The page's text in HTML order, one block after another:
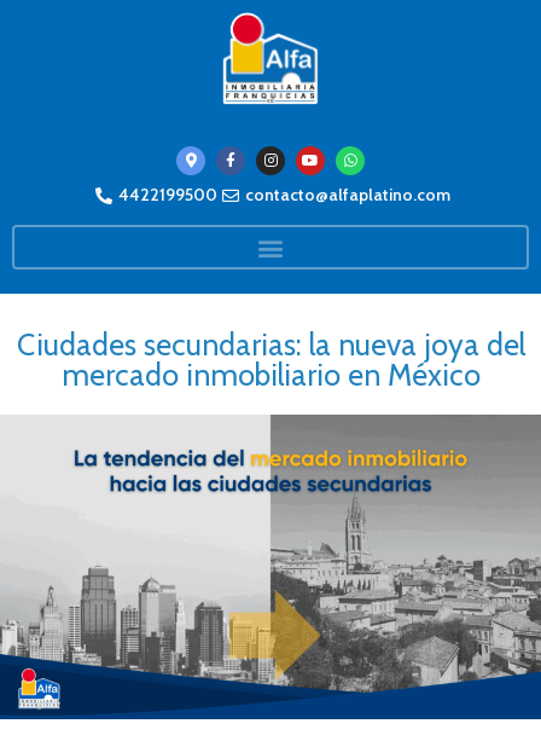
4422199500 contacto@alfaplatino.com
Ciudades secundarias: la nueva joya del
mercado inmobiliario en México